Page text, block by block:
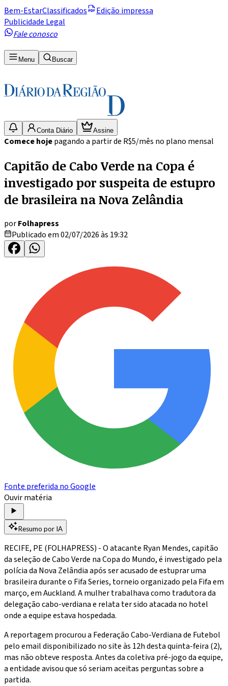
Bem-EstarClassificados
Edição impressa
Publicidade Legal
Fale conosco
Menu Buscar
Conta Diário Assine
Comece hojepagando a partir de R$5/mês no plano mensal
Capitão de Cabo Verde na Copa é
investigado por suspeita de estupro
de brasileira na Nova Zelândia
porFolhapress
Publicado em 02/07/2026 às 19:32
Fonte preferida no Google
Ouvir matéria
Resumo por IA
RECIFE, PE (FOLHAPRESS) - O atacante Ryan Mendes, capitão
da seleção de Cabo Verde na Copa do Mundo, é investigado pela
polícia da Nova Zelândia após ser acusado de estuprar uma
brasileira durante o Fifa Series, torneio organizado pela Fifa em
março, em Auckland. A mulher trabalhava como tradutora da
delegação cabo-verdiana e relata ter sido atacada no hotel
onde a equipe estava hospedada.
A reportagem procurou a Federação Cabo-Verdiana de Futebol
pelo email disponibilizado no site às 12h desta quinta-feira (2),
mas não obteve resposta. Antes da coletiva pré-jogo da equipe,
a entidade avisou que só seriam aceitas perguntas sobre a
partida.